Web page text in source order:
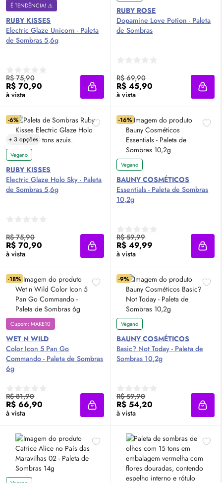
É TENDÊNCIA! ⚠️
RUBY KISSES
Electric Glaze Unicorn - Paleta
de Sombras 5,6g
R$ 75,90
R$ 70,90
à vista Adicionar à sacola
RUBY ROSE
Dopamine Love Potion - Paleta
de Sombras
R$ 69,90
R$ 45,90
à vista
-6%
+ 3 opções
Vegano
RUBY KISSES
Electric Glaze Holo Sky - Paleta
de Sombras 5,6g
R$ 75,90
R$ 70,90
à vista Adicionar à sacola
-16%
Vegano
BAUNY COSMÉTICOS
Essentials - Paleta de Sombras
10,2g
R$ 59,99
R$ 49,99
à vista
-18%
Cupom: MAKE10
WET N WILD
Color Icon 5 Pan Go
Commando - Paleta de Sombras
6g
R$ 81,90
R$ 66,90
à vista Adicionar à sacola
-9%
Vegano
BAUNY COSMÉTICOS
Basic? Not Today - Paleta de
Sombras 10,2g
R$ 59,90
R$ 54,20
à vista